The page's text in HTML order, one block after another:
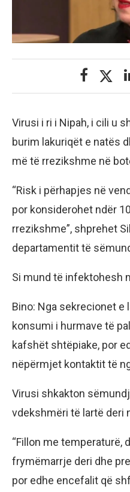
Virusi i ri i Nipah, i cili u
burim lakuriqët e natës
më të rrezikshme në
“Risk i përhapjes në
por konsiderohet ndër
rrezikshme”, shprehet
departamentit të
Si mund të infektohesh
Bino: Nga sekrecionet e
konsumi i hurmave të
kafshët shtëpiake, por
nëpërmjet kontaktit të
Virusi shkakton
vdekshmëri të lartë deri
“Fillon me temperaturë,
frymëmarrje deri dhe
por edhe encefalit që